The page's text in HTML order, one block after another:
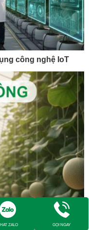
công nghệ IoT
ZALO GỌI NGAY